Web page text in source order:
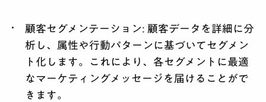
顧客セグメンテーション: 顧客データを詳細に分
析し、属性や行動パターンに基づいてセグメン
ト化します。これにより、各セグメントに最適
なマーケティングメッセージを届けることがで
きます。